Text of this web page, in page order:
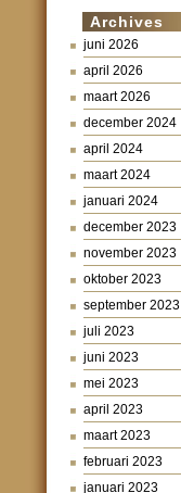
Archives
juni 2026
april 2026
maart 2026
december 2024
april 2024
maart 2024
januari 2024
december 2023
november 2023
oktober 2023
september 2023
juli 2023
juni 2023
mei 2023
april 2023
maart 2023
februari 2023
januari 2023